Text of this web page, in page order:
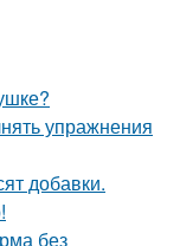
упражнения
добавки.
без